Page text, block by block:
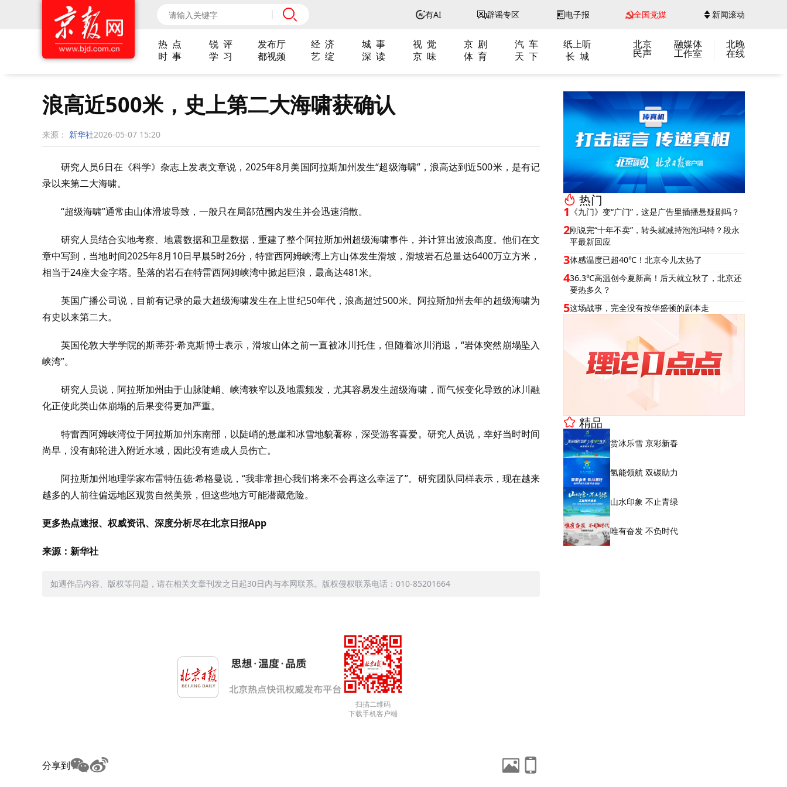
有AI 辟谣专区 电子报 全国党媒 新闻滚动
热 点 锐 评 发布厅 经 济 城 事 视 觉 京 剧 汽 车
纸上听
时 事
学 习 都视频 艺 绽 深 读 京 味 体 育 天 下 长 城
北京
民声
融媒体
工作室
北晚
在线
浪高近500米，史上第二大海啸获确认
来源： 新华社2026-05-07 15:20
研究人员6日在《科学》杂志上发表文章说，2025年8月美国阿拉斯加州发生“超级海啸”，浪高达到近500米，是有记
录以来第二大海啸。
“超级海啸”通常由山体滑坡导致，一般只在局部范围内发生并会迅速消散。
研究人员结合实地考察、地震数据和卫星数据，重建了整个阿拉斯加州超级海啸事件，并计算出波浪高度。他们在文
章中写到，当地时间2025年8月10日早晨5时26分，特雷西阿姆峡湾上方山体发生滑坡，滑坡岩石总量达6400万立方米，
相当于24座大金字塔。坠落的岩石在特雷西阿姆峡湾中掀起巨浪，最高达481米。
英国广播公司说，目前有记录的最大超级海啸发生在上世纪50年代，浪高超过500米。阿拉斯加州去年的超级海啸为
有史以来第二大。
英国伦敦大学学院的斯蒂芬·希克斯博士表示，滑坡山体之前一直被冰川托住，但随着冰川消退，“岩体突然崩塌坠入
峡湾”。
研究人员说，阿拉斯加州由于山脉陡峭、峡湾狭窄以及地震频发，尤其容易发生超级海啸，而气候变化导致的冰川融
化正使此类山体崩塌的后果变得更加严重。
特雷西阿姆峡湾位于阿拉斯加州东南部，以陡峭的悬崖和冰雪地貌著称，深受游客喜爱。研究人员说，幸好当时时间
尚早，没有邮轮进入附近水域，因此没有造成人员伤亡。
阿拉斯加州地理学家布雷特伍德·希格曼说，“我非常担心我们将来不会再这么幸运了”。研究团队同样表示，现在越来
越多的人前往偏远地区观赏自然美景，但这些地方可能潜藏危险。
更多热点速报、权威资讯、深度分析尽在北京日报App
来源：新华社
如遇作品内容、版权等问题，请在相关文章刊发之日起30日内与本网联系。版权侵权联系电话：010-85201664
扫描二维码
下载手机客户端
分享到
热门
1 《九门》变“广门”，这是广告里插播悬疑剧吗？
2刚说完“十年不卖”，转头就减持泡泡玛特？段永
平最新回应
3体感温度已超40℃！北京今儿太热了
436.3℃高温创今夏新高！后天就立秋了，北京还
要热多久？
5这场战事，完全没有按华盛顿的剧本走
精品
赏冰乐雪 京彩新春
氢能领航 双碳助力
山水印象 不止青绿
唯有奋发 不负时代